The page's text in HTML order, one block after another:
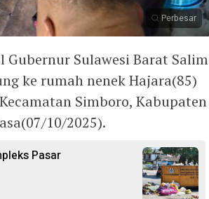
Perbesar
Gubernur Sulawesi Barat Salim
ke rumah nenek Hajara(85)
Simboro, Kabupaten
10/2025).
Pasar